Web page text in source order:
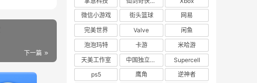
下一篇
微信小游戏
街头篮球
网易
完美世界
Valve
闲鱼
泡泡玛特
卡游
米哈游
天美工作室
中国独立游戏联盟
Supercell
ps5
鹰角
逆神者